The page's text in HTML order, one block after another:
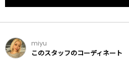
miyu
このスタッフのコーディネート